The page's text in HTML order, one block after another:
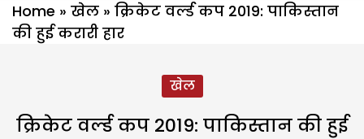
Home » खेल » क्रिकेट वर्ल्ड कप 2019: पाकिस्तान
की हुई करारी हार
खेल
क्रिकेट वर्ल्ड कप 2019: पाकिस्तान की हुई